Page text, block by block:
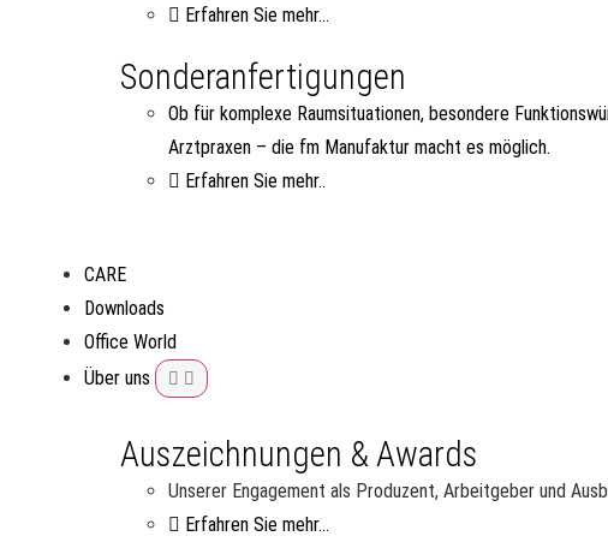
Erfahren Sie mehr...
Sonderanfertigungen
Ob für komplexe Raumsituationen, besondere
Arztpraxen – die fm Manufaktur macht es möglich.
Erfahren Sie mehr..
CARE
Downloads
Office World
Über uns
Auszeichnungen & Awards
Unserer Engagement als Produzent, Arbeitgeber und
Erfahren Sie mehr...